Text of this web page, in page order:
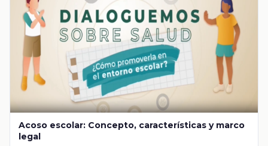
Acoso escolar: Concepto, características y marco
legal